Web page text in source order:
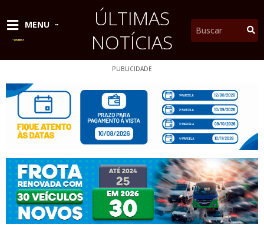
conteúdo
MENU
ÚLTIMAS
NOTÍCIAS
Pesquisar
PUBLICIDADE